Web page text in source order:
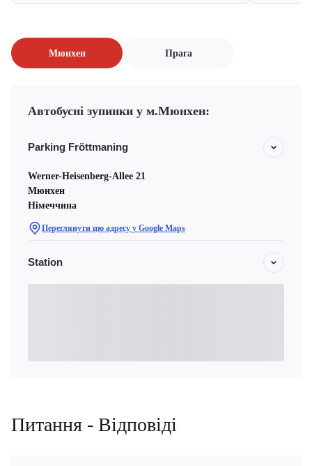
Мюнхен Прага
Автобусні зупинки у м.Мюнхен:
Parking Fröttmaning
Werner-Heisenberg-Allee 21
Мюнхен
Німеччина
Переглянути цю адресу у Google Maps
Station
Питання - Відповіді